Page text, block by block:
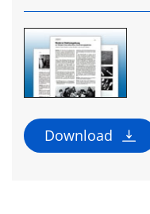
Download